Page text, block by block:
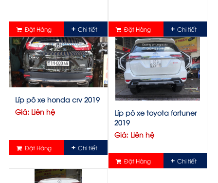
Đặt Hàng Chi tiết Đặt Hàng Chi tiết
Líp pô xe honda crv 2019
Giá: Liên hệ
Đặt Hàng Chi tiết
Líp pô xe toyota fortuner
2019
Giá: Liên hệ
Đặt Hàng Chi tiết